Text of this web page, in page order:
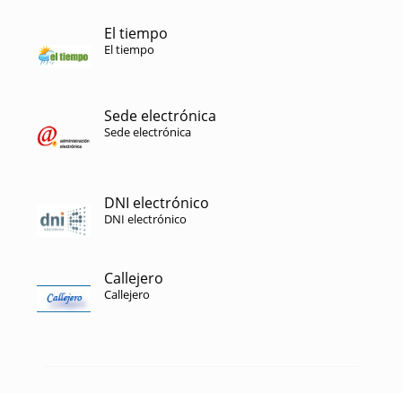
El tiempo
El tiempo
Sede electrónica
Sede electrónica
DNI electrónico
DNI electrónico
Callejero
Callejero